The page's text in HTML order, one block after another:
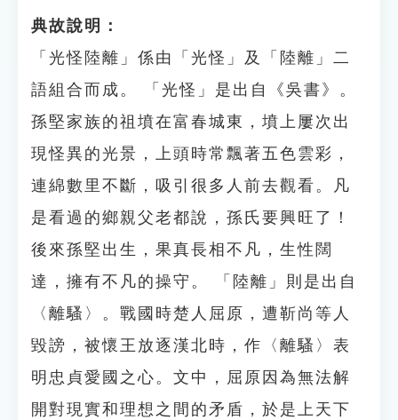
典故說明：
「光怪陸離」係由「光怪」及「陸離」二
語組合而成。 「光怪」是出自《吳書》。
孫堅家族的祖墳在富春城東，墳上屢次出
現怪異的光景，上頭時常飄著五色雲彩，
連綿數里不斷，吸引很多人前去觀看。凡
是看過的鄉親父老都說，孫氏要興旺了！
後來孫堅出生，果真長相不凡，生性闊
達，擁有不凡的操守。 「陸離」則是出自
〈離騷〉。戰國時楚人屈原，遭靳尚等人
毀謗，被懷王放逐漢北時，作〈離騷〉表
明忠貞愛國之心。文中，屈原因為無法解
開對現實和理想之間的矛盾，於是上天下